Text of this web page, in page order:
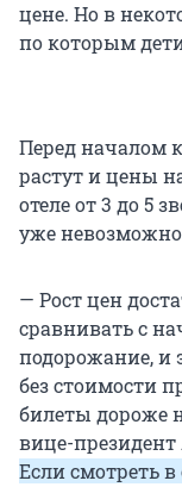
цене. Но в
по которым
Перед началом
растут и цены
отеле от 3 до 5
уже
— Рост цен
сравнивать с
подорожание, и
без стоимости
билеты дороже
вице-
Если смотреть